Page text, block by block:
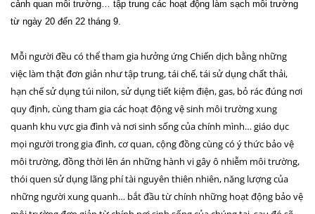
cảnh quan môi trường… tập trung các hoạt động làm sạch môi trường
từ ngày 20 đến 22 tháng 9.
Mỗi người đều có thể tham gia hưởng ứng Chiến dịch bằng những
việc làm thật đơn giản như tập trung, tái chế, tái sử dụng chất thải,
hạn chế sử dụng túi nilon, sử dụng tiết kiệm điện, gas, bỏ rác đúng nơi
quy định, cùng tham gia các hoạt động vệ sinh môi trường xung
quanh khu vực gia đình và nơi sinh sống của chính mình… giáo dục
mọi người trong gia đình, cơ quan, cộng đồng cùng có ý thức bảo vệ
môi trường, đồng thời lên án những hành vi gây ô nhiễm môi trường,
thói quen sử dụng lãng phí tài nguyên thiên nhiên, năng lượng của
những người xung quanh… bắt đầu từ chính những hoạt động bảo vệ